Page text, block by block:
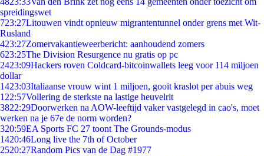
spreidingswet
723:27Litouwen vindt opnieuw migrantentunnel onder grens met Wit-
Rusland
423:27Zomervakantieweerbericht: aanhoudend zomers
623:25The Division Resurgence nu gratis op pc
2423:09Hackers roven Coldcard-bitcoinwallets leeg voor 114 miljoen
dollar
1423:03Italiaanse vrouw wint 1 miljoen, gooit kraslot per abuis weg
1 22:57Vollering de sterkste na lastige heuvelrit
3822:29Doorwerken na AOW-leeftijd vaker vastgelegd in cao's, moet
werken na je 67e de norm worden?
320:59EA Sports FC 27 toont The Grounds-modus
1420:46Long live the 7th of October
2520:27Random Pics van de Dag #1977